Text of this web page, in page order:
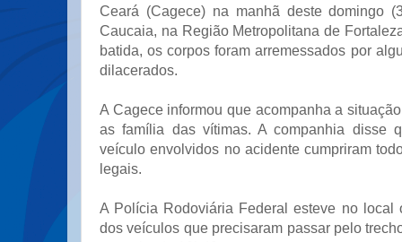
Ceará (Cagece) na manhã deste domingo
Caucaia, na Região Metropolitana de
batida, os corpos foram arremessados por
dilacerados.
A Cagece informou que acompanha a
as família das vítimas. A companhia disse
veículo envolvidos no acidente cumpriram
legais.
A Polícia Rodoviária Federal esteve no local
dos veículos que precisaram passar pelo